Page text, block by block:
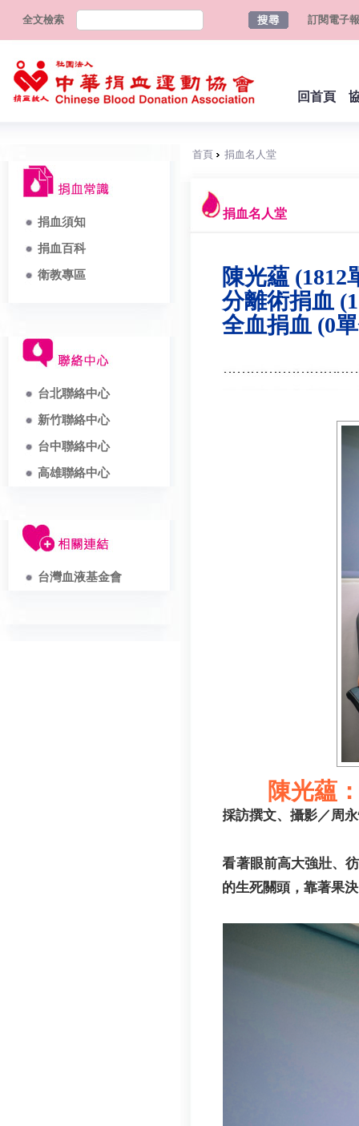
全文檢索 訂閱電子報
回首頁
捐血須知
捐血百科
衛教專區
台北聯絡中心
新竹聯絡中心
台中聯絡中心
高雄聯絡中心
台灣血液基金會
首頁 捐血名人堂
捐血名人堂
陳光蘊 (1812
分離術捐血
全血捐血 (0
陳光蘊
採訪撰文、攝影／周
看著眼前高大強壯、
的生死關頭，靠著果